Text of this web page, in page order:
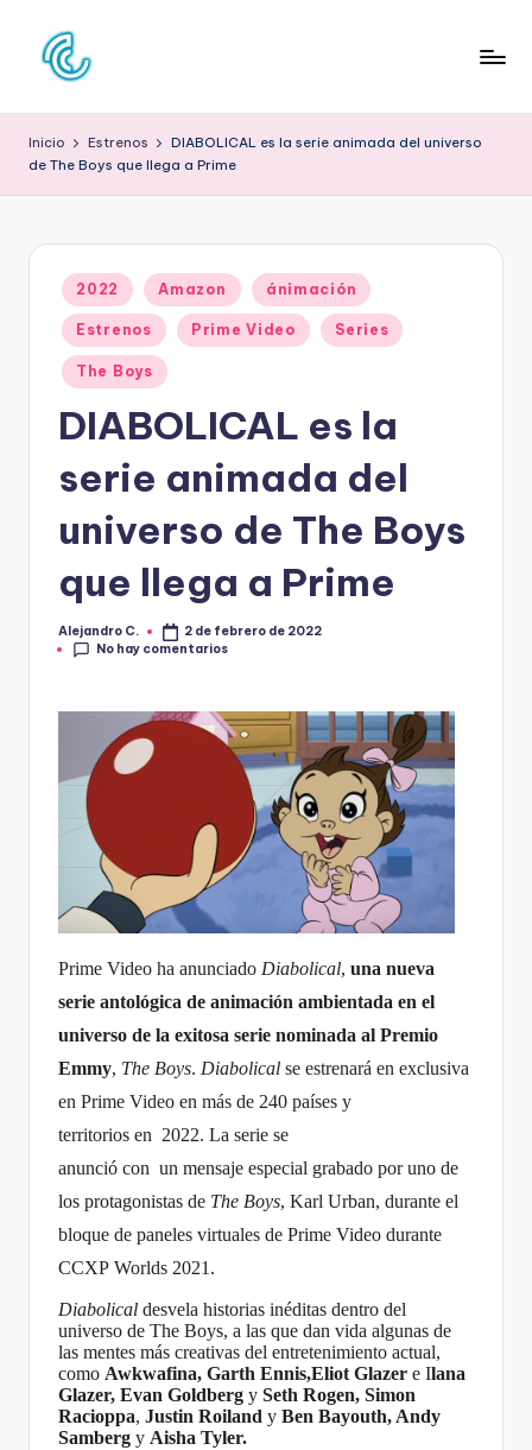
Saltar
O
N
C
U
R
A
de
Inicio Estrenos
DIABOLICAL es la serie animada del universo
de The Boys que llega a Prime
Publicado
en
2022 Amazon ánimación
Estrenos Prime Video Series
The Boys
DIABOLICAL es la
serie animada del
universo de The Boys
que llega a Prime
Publicado
por
Alejandro C.
2 de febrero de 2022
No hay comentarios
Prime Video ha anunciado Diabolical, una nueva
serie antológica de animación ambientada en el
universo de la exitosa serie nominada al Premio
Emmy, The Boys. Diabolical se estrenará en exclusiva
en Prime Video en más de 240 países y
territorios en 2022. La serie se
anunció con un mensaje especial grabado por uno de
los protagonistas de The Boys, Karl Urban, durante el
bloque de paneles virtuales de Prime Video durante
CCXP Worlds 2021.
Diabolical desvela historias inéditas dentro del
universo de The Boys, a las que dan vida algunas de
las mentes más creativas del entretenimiento actual,
como Awkwafina, Garth Ennis,Eliot Glazer e Ilana
Glazer, Evan Goldberg y Seth Rogen, Simon
Racioppa, Justin Roiland y Ben Bayouth, Andy
Samberg y Aisha Tyler.